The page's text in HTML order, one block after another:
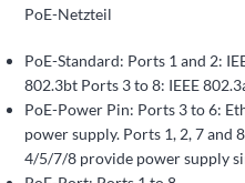
PoE-Netzteil
PoE-Standard: Ports 1 and 2:
802.3bt Ports 3 to 8: IEEE
PoE-Power Pin: Ports 3 to 6:
power supply. Ports 1, 2, 7 and
4/5/7/8 provide power supply